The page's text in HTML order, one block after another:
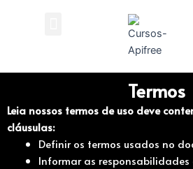
Termos
Leia nossos termos de uso deve
cláusulas:
Definir os termos usados no
Informar as responsabilidades